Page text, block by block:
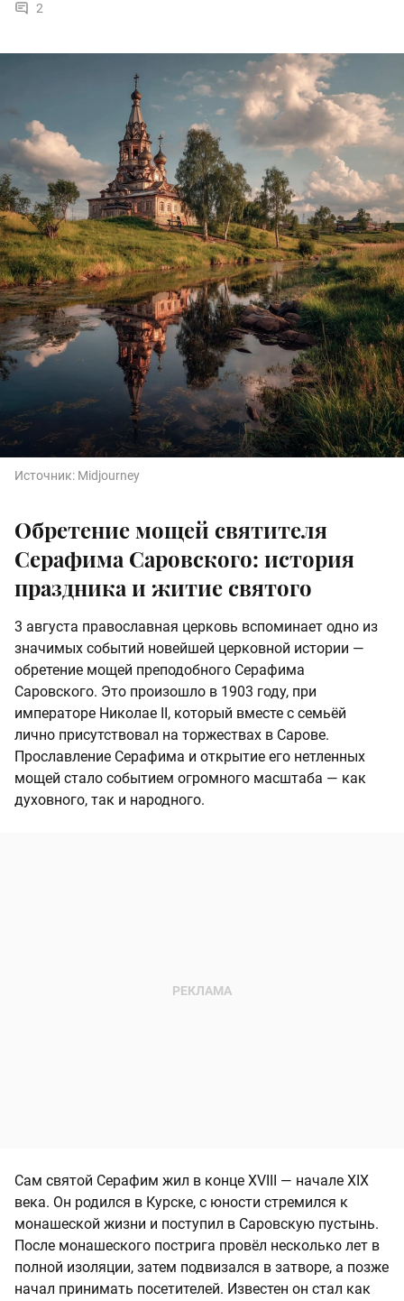
2
Источник: Midjourney
Обретение мощей святителя
Серафима Саровского: история
праздника и житие святого
3 августа православная церковь вспоминает одно из
значимых событий новейшей церковной истории —
обретение мощей преподобного Серафима
Саровского. Это произошло в 1903 году, при
императоре Николае II, который вместе с семьёй
лично присутствовал на торжествах в Сарове.
Прославление Серафима и открытие его нетленных
мощей стало событием огромного масштаба — как
духовного, так и народного.
Сам святой Серафим жил в конце XVIII — начале XIX
века. Он родился в Курске, с юности стремился к
монашеской жизни и поступил в Саровскую пустынь.
После монашеского пострига провёл несколько лет в
полной изоляции, затем подвизался в затворе, а позже
начал принимать посетителей. Известен он стал как